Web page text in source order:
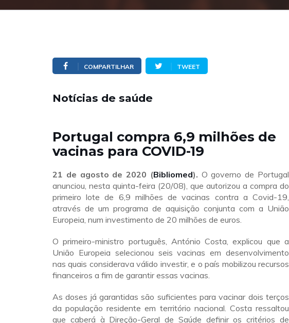
COMPARTILHAR TWEET
Notícias de saúde
Portugal compra 6,9 milhões de
vacinas para COVID-19
21 de agosto de 2020 (Bibliomed). O governo de Portugal
anunciou, nesta quinta-feira (20/08), que autorizou a compra do
primeiro lote de 6,9 milhões de vacinas contra a Covid-19,
através de um programa de aquisição conjunta com a União
Europeia, num investimento de 20 milhões de euros.
O primeiro-ministro português, António Costa, explicou que a
União Europeia selecionou seis vacinas em desenvolvimento
nas quais considerava válido investir, e o país mobilizou recursos
financeiros a fim de garantir essas vacinas.
As doses já garantidas são suficientes para vacinar dois terços
da população residente em território nacional. Costa ressaltou
que caberá à Direção-Geral de Saúde definir os critérios de